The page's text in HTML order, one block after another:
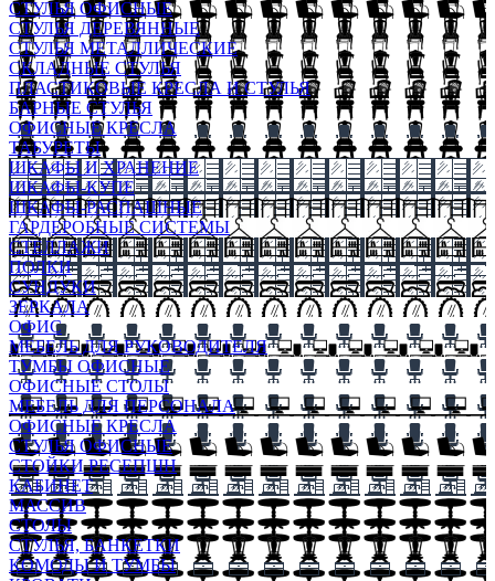
СТУЛЬЯ ОФИСНЫЕ
СТУЛЬЯ ДЕРЕВЯННЫЕ
СТУЛЬЯ МЕТАЛЛИЧЕСКИЕ
СКЛАДНЫЕ СТУЛЬЯ
ПЛАСТИКОВЫЕ КРЕСЛА И СТУЛЬЯ
БАРНЫЕ СТУЛЬЯ
ОФИСНЫЕ КРЕСЛА
ТАБУРЕТЫ
ШКАФЫ И ХРАНЕНИЕ
ШКАФЫ-КУПЕ
ШКАФЫ-РАСПАШНЫЕ
ГАРДЕРОБНЫЕ СИСТЕМЫ
СТЕЛЛАЖИ
ПОЛКИ
СУНДУКИ
ЗЕРКАЛА
ОФИС
МЕБЕЛЬ ДЛЯ РУКОВОДИТЕЛЯ
ТУМБЫ ОФИСНЫЕ
ОФИСНЫЕ СТОЛЫ
МЕБЕЛЬ ДЛЯ ПЕРСОНАЛА
ОФИСНЫЕ КРЕСЛА
СТУЛЬЯ ОФИСНЫЕ
СТОЙКИ РЕСЕПШН
КАБИНЕТ
МАССИВ
СТОЛЫ
СТУЛЬЯ, БАНКЕТКИ
КОМОДЫ И ТУМБЫ